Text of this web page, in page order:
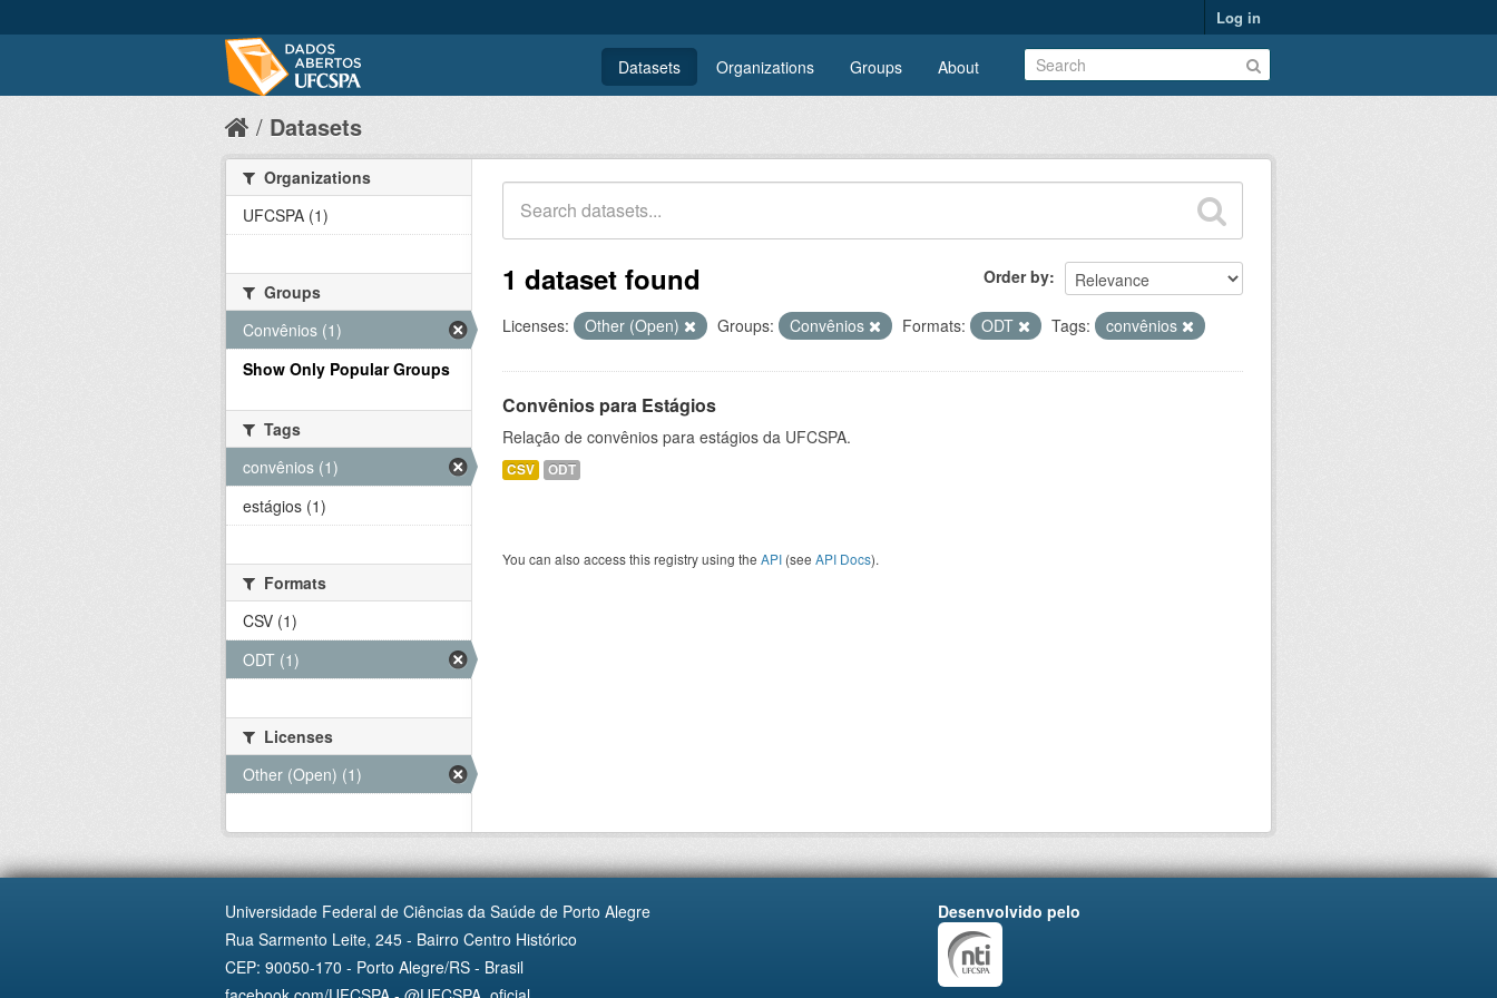
Log in
Datasets Organizations Groups About
Datasets
Order by
1 dataset found
Licenses: Other (Open) Groups: Convênios Formats: ODT Tags: convênios
Convênios para Estágios
Relação de convênios para estágios da UFCSPA.
CSV ODT
You can also access this registry using the API (see API Docs).
Organizations
UFCSPA (1)
Groups
Convênios (1)
Show Only Popular Groups
Tags
convênios (1)
estágios (1)
Formats
CSV (1)
ODT (1)
Licenses
Other (Open) (1)
Universidade Federal de Ciências da Saúde de Porto Alegre
Rua Sarmento Leite, 245 - Bairro Centro Histórico
CEP: 90050-170 - Porto Alegre/RS - Brasil
Desenvolvido pelo